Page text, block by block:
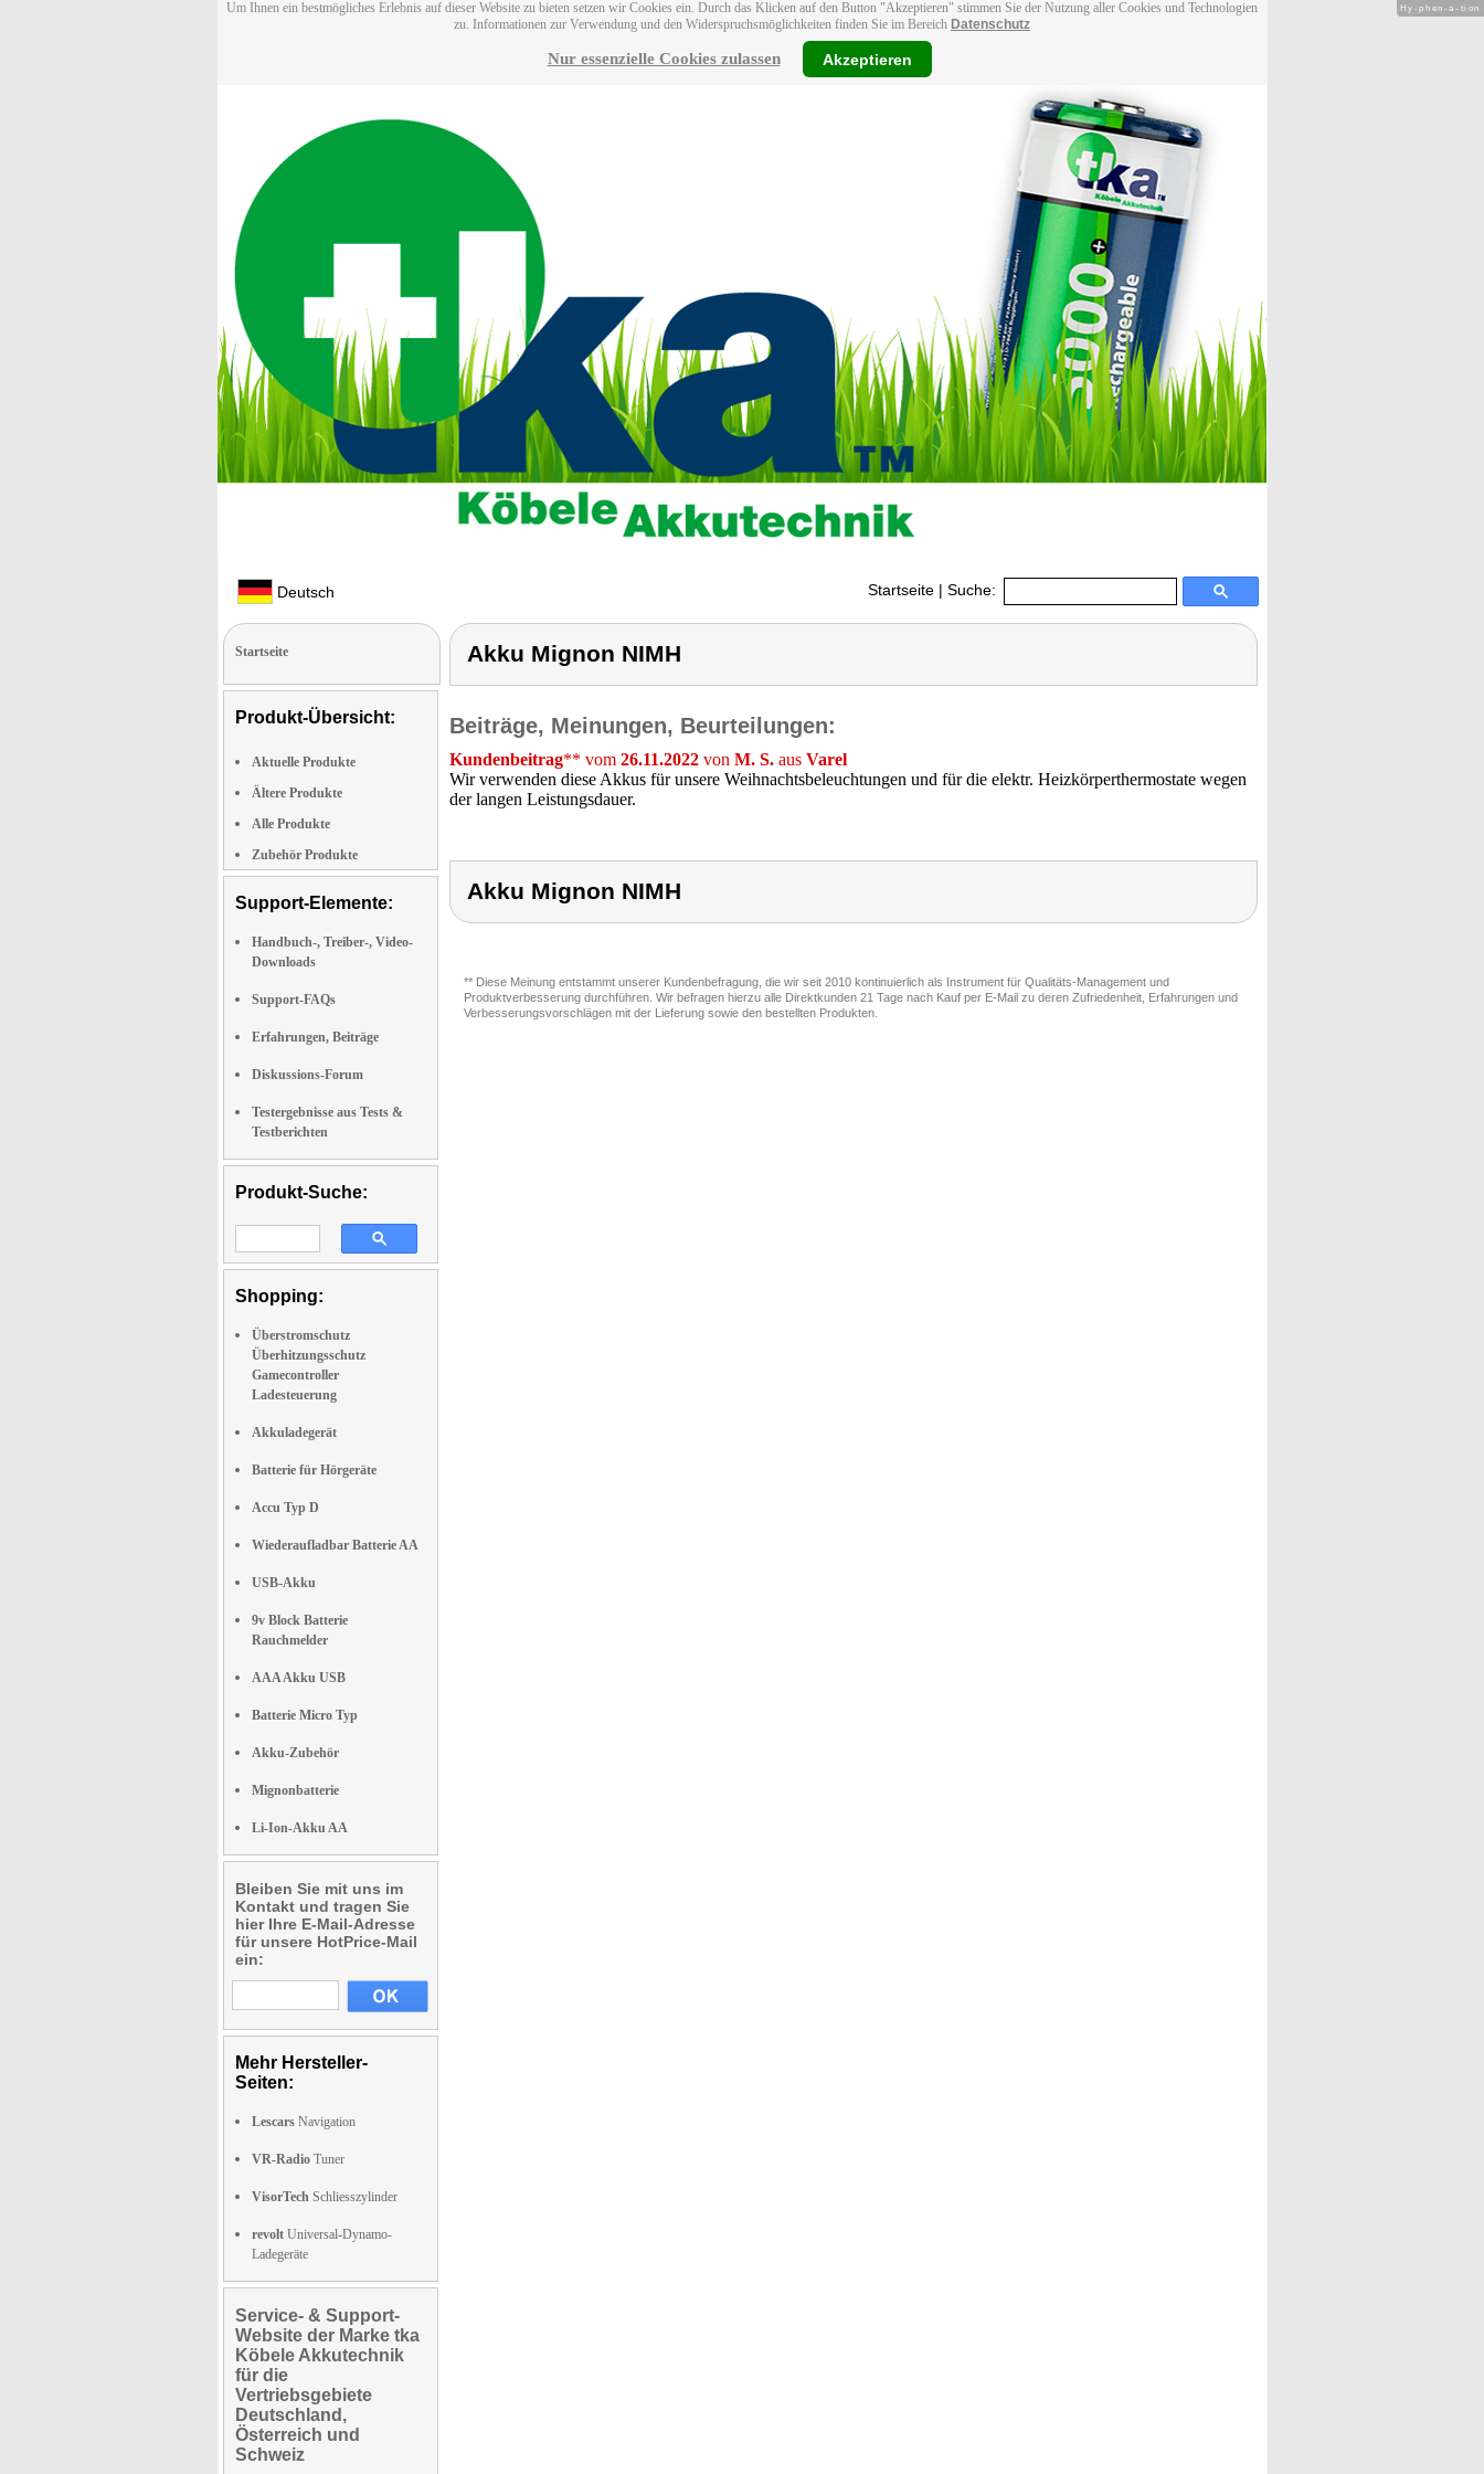
Um Ihnen ein bestmögliches Erlebnis auf dieser Website zu bieten setzen wir Cookies ein. Durch das Klicken auf den Button "Akzeptieren" stimmen Sie der Nutzung aller Cookies und Technologien
zu. Informationen zur Verwendung und den Widerspruchsmöglichkeiten finden Sie im Bereich Datenschutz
Nur essenzielle Cookies zulassen Akzeptieren
Deutsch Startseite | Suche:
Startseite
Produkt-Übersicht:
Aktuelle Produkte
Ältere Produkte
Alle Produkte
Zubehör Produkte
Support-Elemente:
Handbuch-, Treiber-, Video-
Downloads
Support-FAQs
Erfahrungen, Beiträge
Diskussions-Forum
Testergebnisse aus Tests &
Testberichten
Produkt-Suche:
Shopping:
Überstromschutz
Überhitzungsschutz
Gamecontroller
Ladesteuerung
Akkuladegerät
Batterie für Hörgeräte
Accu Typ D
Wiederaufladbar Batterie AA
USB-Akku
9v Block Batterie
Rauchmelder
AAA Akku USB
Batterie Micro Typ
Akku-Zubehör
Mignonbatterie
Li-Ion-Akku AA
Bleiben Sie mit uns im
Kontakt und tragen Sie
hier Ihre E-Mail-Adresse
für unsere HotPrice-Mail
ein:
Mehr Hersteller-
Seiten:
Lescars Navigation
VR-Radio Tuner
VisorTech Schliesszylinder
revolt Universal-Dynamo-
Ladegeräte
Service- & Support-
Website der Marke tka
Köbele Akkutechnik
für die
Vertriebsgebiete
Deutschland,
Österreich und
Schweiz
Akku Mignon NIMH
Beiträge, Meinungen, Beurteilungen:
Kundenbeitrag** vom 26.11.2022 von M. S. aus Varel
Wir verwenden diese Akkus für unsere Weihnachtsbeleuchtungen und für die elektr. Heizkörperthermostate wegen
der langen Leistungsdauer.
Akku Mignon NIMH
** Diese Meinung entstammt unserer Kundenbefragung, die wir seit 2010 kontinuierlich als Instrument für Qualitäts-Management und
Produktverbesserung durchführen. Wir befragen hierzu alle Direktkunden 21 Tage nach Kauf per E-Mail zu deren Zufriedenheit, Erfahrungen und
Verbesserungsvorschlägen mit der Lieferung sowie den bestellten Produkten.
Hy-phen-a-tion